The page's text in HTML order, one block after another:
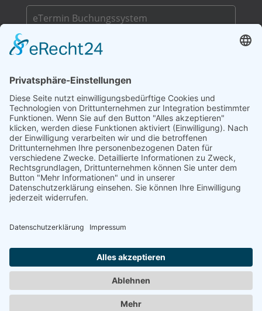
eTermin Buchungssystem
Terminbuchung!
Achtung! Nur folgende Zahlungsmöglichkeiten:
Telecash, Apple-Pay, Paypal
KEINE Barzahlung möglich
Unsere Spezialisierungen
Goldakupunktur
Tierphysiotherapie
Osteopathie
Cookie-Einstellungen
Datenschutz